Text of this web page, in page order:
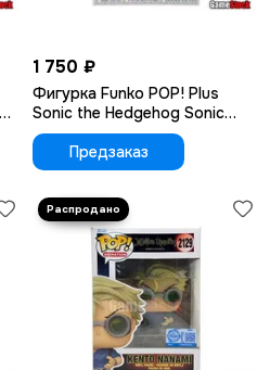
1 750 ₽
Фигурка Funko POP! Plus
Sonic the Hedgehog Sonic
(PRL) (Exc) (1114)
Предзаказ